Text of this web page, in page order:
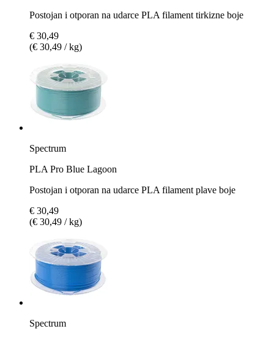
Postojan i otporan na udarce PLA filament tirkizne boje
€ 30,49
(€ 30,49 / kg)
Spectrum
PLA Pro Blue Lagoon
Postojan i otporan na udarce PLA filament plave boje
€ 30,49
(€ 30,49 / kg)
Spectrum